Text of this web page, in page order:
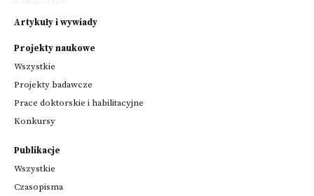
Artykuły i wywiady
Projekty naukowe
Wszystkie
Projekty badawcze
Prace doktorskie i habilitacyjne
Konkursy
Publikacje
Wszystkie
Czasopisma